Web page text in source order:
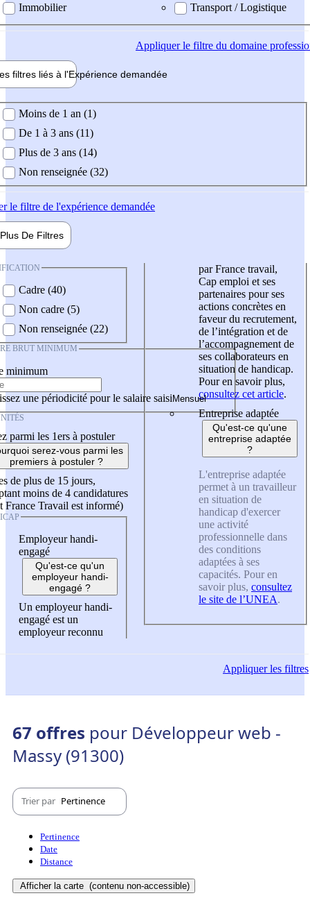
Immobilier
Transport / Logistique
Appliquerle filtre du domaine
filtres liés à l'Expérience demandée
demandée
Moins de 1 an (1)
De 1 à 3 ans (11)
Plus de 3 ans (14)
Non renseignée (32)
le filtre de l'expérience demandée
Plus De Filtres
Cadre (40)
Non cadre (5)
Non renseignée (22)
BRUT MINIMUM
minimum
une périodicité pour le salaire saisi
parmi les 1ers à postuler
serez-vous parmi les
premiers à postuler ?
de plus de 15 jours,
moins de 4 candidatures
France Travail est informé)
Employeur handi-
engagé
Qu'est-ce qu'un
employeur handi-
engagé ?
Un employeur handi-
engagé est un
employeur reconnu
par France travail,
Cap emploi et ses
partenaires pour ses
actions concrètes en
faveur du recrutement,
de l’intégration et de
l’accompagnement de
ses collaborateurs en
situation de handicap.
Pour en savoir plus,
consultez cet article.
Entreprise adaptée
Qu'est-ce qu'une
entreprise adaptée
?
L'entreprise adaptée
permet à un travailleur
en situation de
handicap d'exercer
une activité
professionnelle dans
des conditions
adaptées à ses
capacités. Pour en
savoir plus, consultez
le site de l’UNEA.
Appliquerles filtres
67 offres pour Développeur web -
Massy (91300)
Trier par Pertinence
Pertinence
Date
Distance
Afficher la carte (contenu non-accessible)